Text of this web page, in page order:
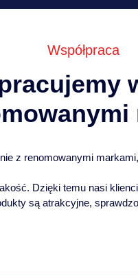
Współpraca
z renomowanymi
Dzięki temu nasi
są atrakcyjne,